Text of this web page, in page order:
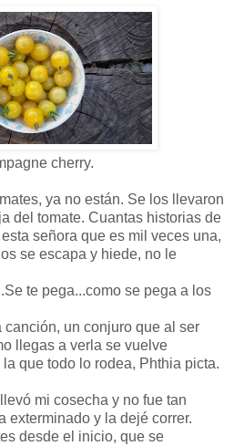
cherry.
ya no están. Se los llevaron
del tomate. Cuantas historias de
señora que es mil veces una,
se escapa y hiede, no le
te pega...como se pega a los
canción, un conjuro que al ser
llegas a verla se vuelve
que todo lo rodea, Phthia picta.
mi cosecha y no fue tan
exterminado y la dejé correr.
desde el inicio, que se